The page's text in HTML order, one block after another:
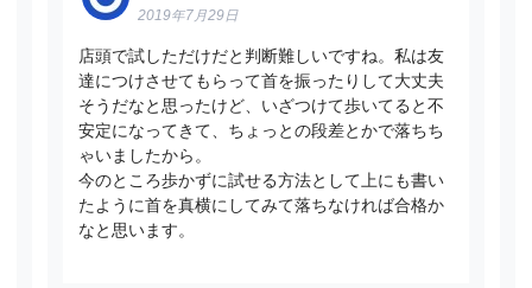
2019年7月29日
店頭で試しただけだと判断難しいですね。私は友
達につけさせてもらって首を振ったりして大丈夫
そうだなと思ったけど、いざつけて歩いてると不
安定になってきて、ちょっとの段差とかで落ちち
ゃいましたから。
今のところ歩かずに試せる方法として上にも書い
たように首を真横にしてみて落ちなければ合格か
なと思います。